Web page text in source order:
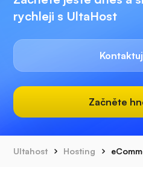
rychleji s UltaHost
Začněte
Ultahost Hosting